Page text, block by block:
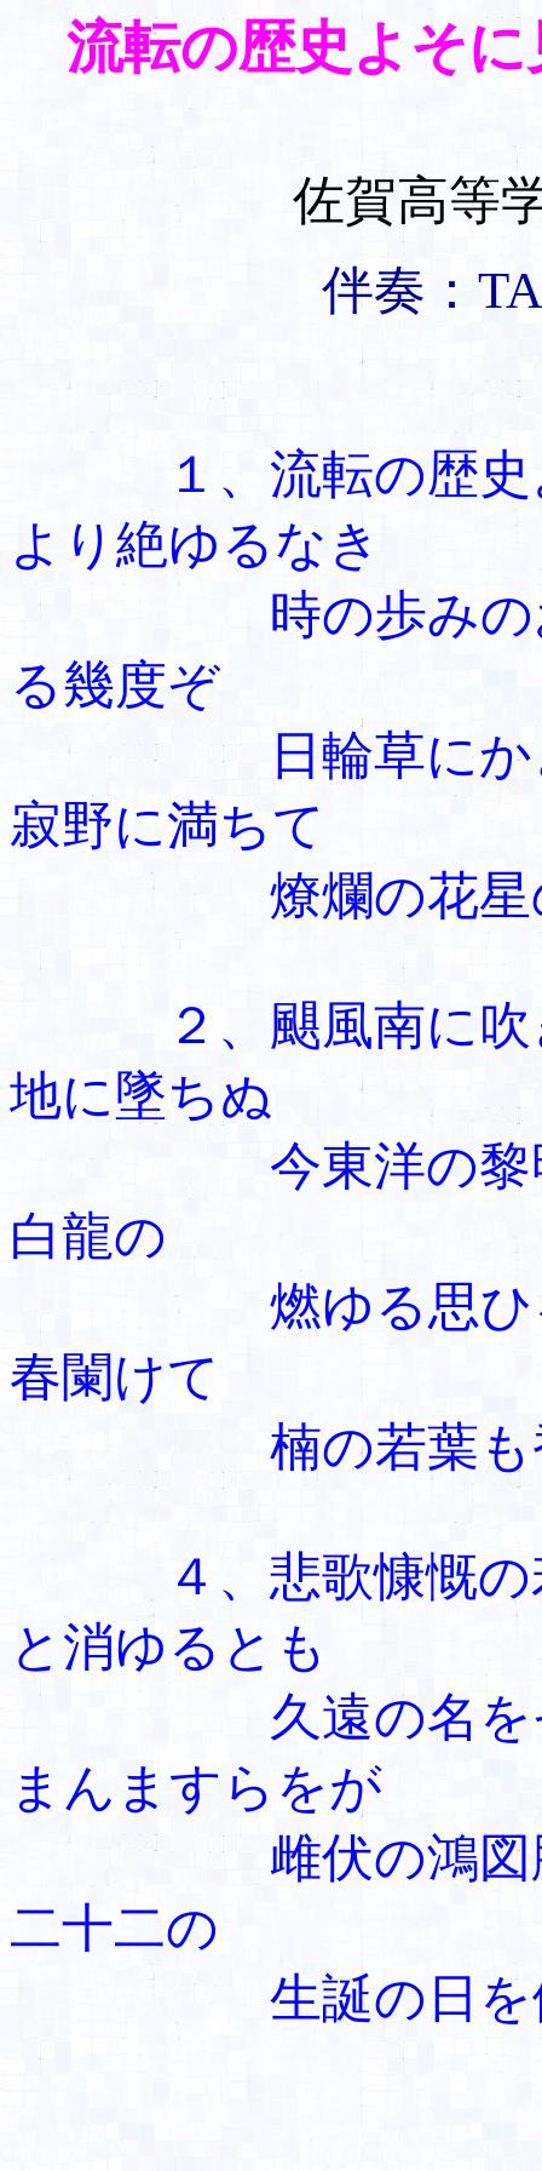
流転の歴史よそに
佐賀高等
伴奏：
１、流転の歴
より絶ゆるなき
時の歩みのお
る幾度ぞ
日輪草にか
寂野に満ちて
燎爛の花
２、颶風南に
地に墜ちぬ
今東洋の
白龍の
燃ゆる思ひ
春闌けて
楠の若葉も香
４、悲歌慷慨
と消ゆるとも
久遠の名を
まんますらをが
雌伏の鴻図
二十二の
生誕の日を偲